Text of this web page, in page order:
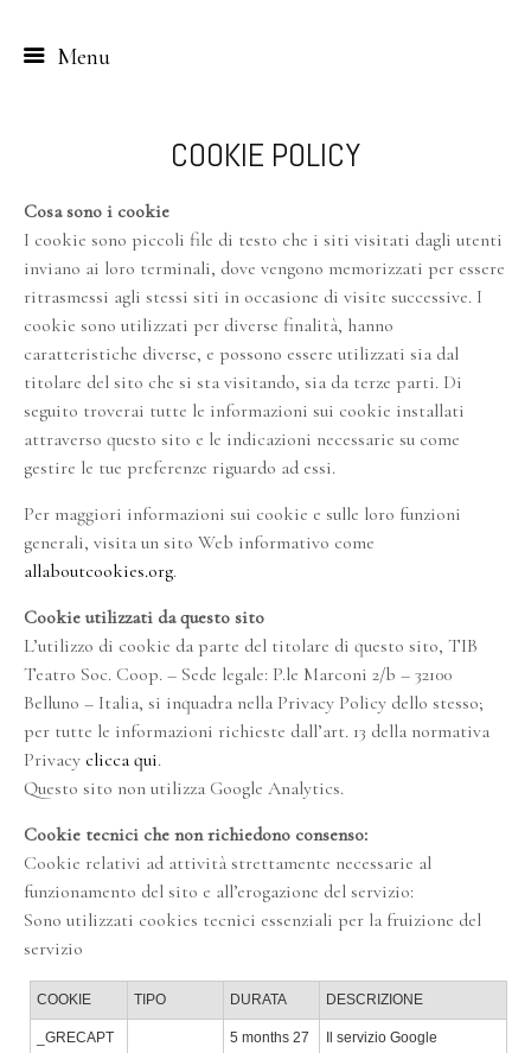
Menu
COOKIE POLICY
Cosa sono i cookie
I cookie sono piccoli file di testo che i siti visitati dagli utenti
inviano ai loro terminali, dove vengono memorizzati per essere
ritrasmessi agli stessi siti in occasione di visite successive. I
cookie sono utilizzati per diverse finalità, hanno
caratteristiche diverse, e possono essere utilizzati sia dal
titolare del sito che si sta visitando, sia da terze parti. Di
seguito troverai tutte le informazioni sui cookie installati
attraverso questo sito e le indicazioni necessarie su come
gestire le tue preferenze riguardo ad essi.
Per maggiori informazioni sui cookie e sulle loro funzioni
generali, visita un sito Web informativo come
allaboutcookies.org.
Cookie utilizzati da questo sito
L’utilizzo di cookie da parte del titolare di questo sito, TIB
Teatro Soc. Coop. – Sede legale: P.le Marconi 2/b – 32100
Belluno – Italia, si inquadra nella Privacy Policy dello stesso;
per tutte le informazioni richieste dall’art. 13 della normativa
Privacy clicca qui.
Questo sito non utilizza Google Analytics.
Cookie tecnici che non richiedono consenso:
Cookie relativi ad attività strettamente necessarie al
funzionamento del sito e all’erogazione del servizio:
Sono utilizzati cookies tecnici essenziali per la fruizione del
servizio
COOKIE TIPO DURATA DESCRIZIONE
_GRECAPT
5 months 27
Il servizio Google